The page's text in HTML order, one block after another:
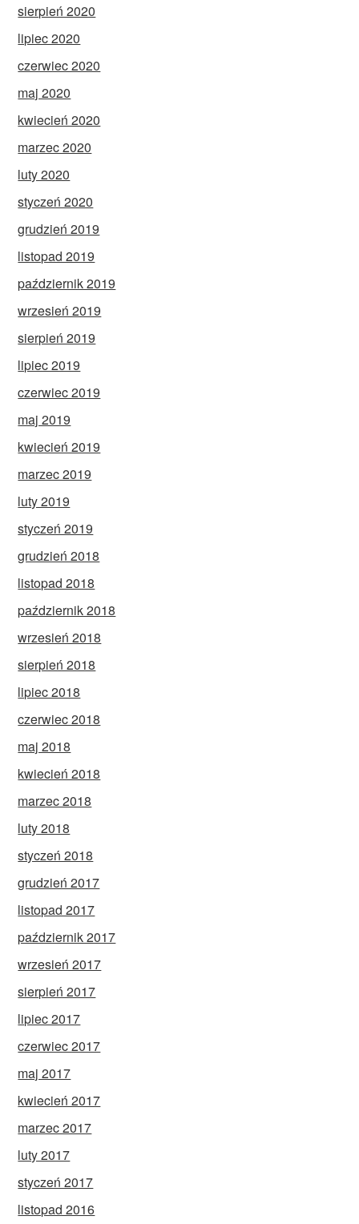
sierpień 2020
lipiec 2020
czerwiec 2020
maj 2020
kwiecień 2020
marzec 2020
luty 2020
styczeń 2020
grudzień 2019
listopad 2019
październik 2019
wrzesień 2019
sierpień 2019
lipiec 2019
czerwiec 2019
maj 2019
kwiecień 2019
marzec 2019
luty 2019
styczeń 2019
grudzień 2018
listopad 2018
październik 2018
wrzesień 2018
sierpień 2018
lipiec 2018
czerwiec 2018
maj 2018
kwiecień 2018
marzec 2018
luty 2018
styczeń 2018
grudzień 2017
listopad 2017
październik 2017
wrzesień 2017
sierpień 2017
lipiec 2017
czerwiec 2017
maj 2017
kwiecień 2017
marzec 2017
luty 2017
styczeń 2017
listopad 2016